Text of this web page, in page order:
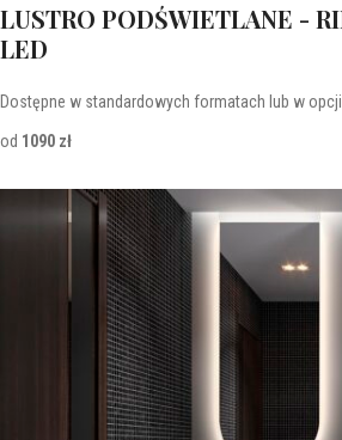
LUSTRO PODŚWIETLANE -
LED
Dostępne w standardowych formatach lub w
od 1090 zł